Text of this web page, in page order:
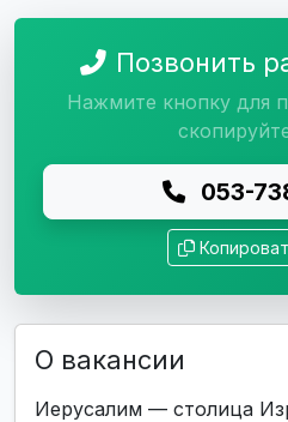
Позвонить
Нажмите кнопку для
053-
О вакансии
Иерусалим — столица